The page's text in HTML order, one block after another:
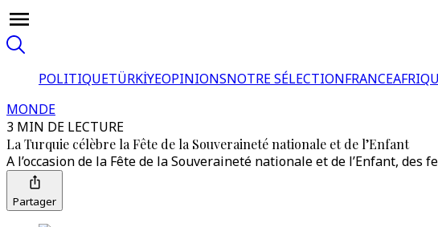
POLITIQUETÜRKİYEOPINIONSNOTRE SÉLECTIONFRANCE
MONDE
3 MIN DE LECTURE
La Turquie célèbre la Fête de la Souveraineté nationale et de l’Enfant
A l’occasion de la Fête de la Souveraineté nationale et de l’Enfant,
Partager